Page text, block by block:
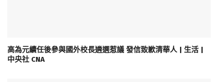
高為元續任後參與國外校長遴選惹議 發信致歉清華人 | 生活 |
中央社 CNA